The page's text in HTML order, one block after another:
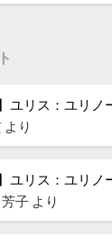
ユリス：ユリ
より
ユリス：ユリ
子 より